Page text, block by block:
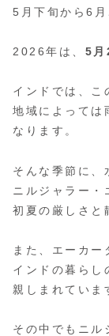
5月下旬から6月
2026年は、 5月
インドでは、こ
地域によっては
なります。
そんな季節に、
ニルジャラー・
初夏の厳しさと
また、エーカー
インドの暮らし
親しまれていま
その中でもニル